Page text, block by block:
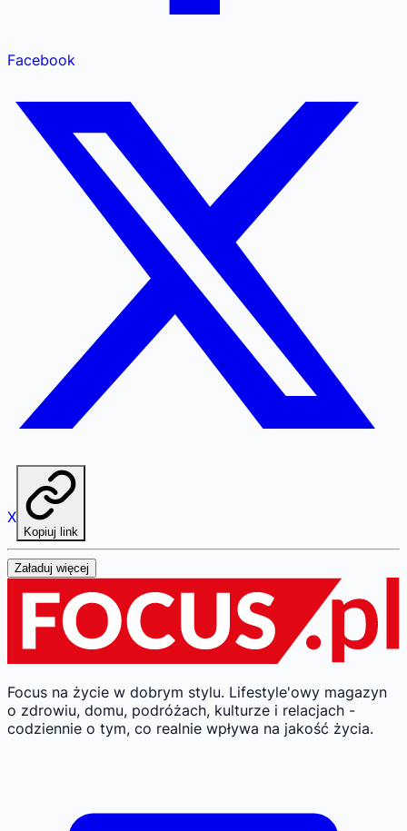
Facebook
X
Kopiuj link
Załaduj więcej
Focus na życie w dobrym stylu. Lifestyle'owy magazyn
o zdrowiu, domu, podróżach, kulturze i relacjach -
codziennie o tym, co realnie wpływa na jakość życia.